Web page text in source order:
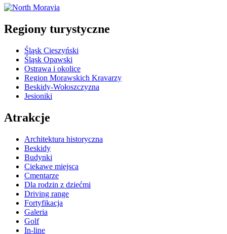
Regiony turystyczne
Śląsk Cieszyński
Śląsk Opawski
Ostrawa i okolice
Region Morawskich Kravarzy
Beskidy-Wołoszczyzna
Jesioniki
Atrakcje
Architektura historyczna
Beskidy
Budynki
Ciekawe miejsca
Cmentarze
Dla rodzin z dziećmi
Driving range
Fortyfikacja
Galeria
Golf
In-line